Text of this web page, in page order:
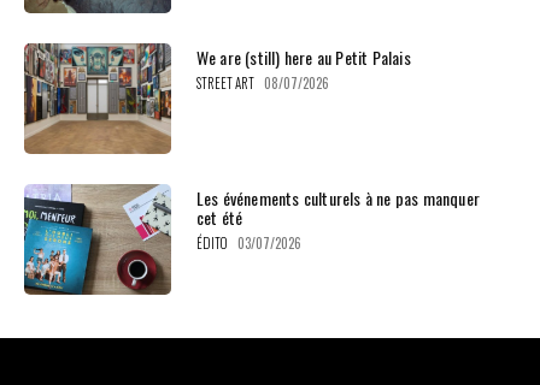
We are (still) here au Petit Palais
STREET ART 08/07/2026
Les événements culturels à ne pas manquer
cet été
ÉDITO 03/07/2026